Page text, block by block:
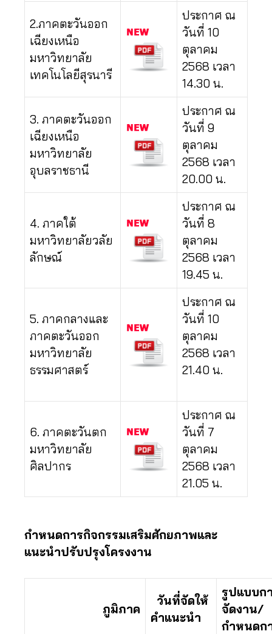
2.ภาคตะวันออก
เฉียงเหนือ
มหาวิทยาลัย
เทคโนโลยีสุรนารี
ประกาศ ณ
วันที่ 10
ตุลาคม
2568 เวลา
14.30 น.
3. ภาคตะวันออก
เฉียงเหนือ
มหาวิทยาลัย
อุบลราชธานี
ประกาศ ณ
วันที่ 9
ตุลาคม
2568 เวลา
20.00 น.
4. ภาคใต้
มหาวิทยาลัยวลัย
ลักษณ์
ประกาศ ณ
วันที่ 8
ตุลาคม
2568 เวลา
19.45 น.
5. ภาคกลางและ
ภาคตะวันออก
มหาวิทยาลัย
ธรรมศาสตร์
ประกาศ ณ
วันที่ 10
ตุลาคม
2568 เวลา
21.40 น.
6. ภาคตะวันตก
มหาวิทยาลัย
ศิลปากร
ประกาศ ณ
วันที่ 7
ตุลาคม
2568 เวลา
21.05 น.
กำหนดการกิจกรรมเสริมศักยภาพและ
แนะนำปรับปรุงโครงงาน
ภูมิภาค
วันที่จัดให้
คำแนะนำ
รูปแบบก
จัดงาน/
กำหนดก